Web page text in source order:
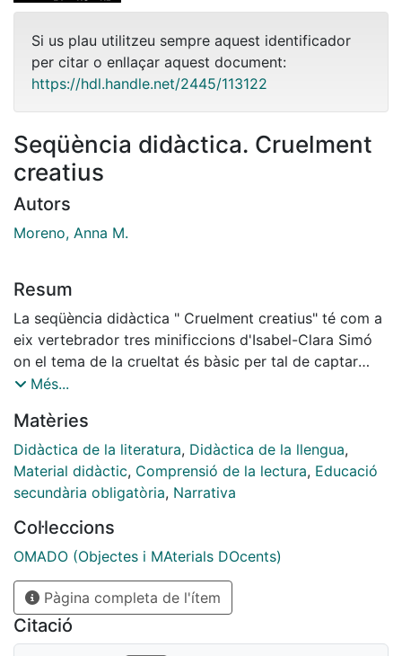
Si us plau utilitzeu sempre aquest identificador
per citar o enllaçar aquest document:
https://hdl.handle.net/2445/113122
Seqüència didàctica. Cruelment
creatius
Autors
Moreno, Anna M.
Resum
La seqüència didàctica " Cruelment creatius" té com a
eix vertebrador tres minificcions d'Isabel-Clara Simó
on el tema de la crueltat és bàsic per tal de captar
l’atenció del lector i sorprendre’l. Es parteix de
integra la comprensió del text i un seguit de tasques
que afavoreixen les estratègies lectores i d’escriptura,
així com el treball multimodal.
Més...
Matèries
Didàctica de la literatura, Didàctica de la llengua,
Material didàctic, Comprensió de la lectura, Educació
secundària obligatòria, Narrativa
Col·leccions
OMADO (Objectes i MAterials DOcents)
Pàgina completa de l'ítem
Citació